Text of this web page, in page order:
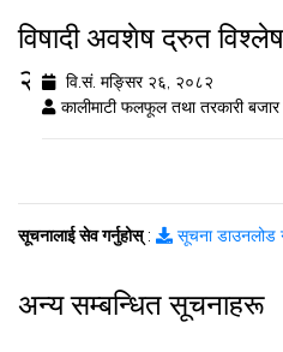
विषादी अवशेष द्रुत
२०८२/८/२६
वि.सं. मङ्सिर २६, २०८२
कालीमाटी फलफूल तथा तरकारी बजार
सूचनालाई सेव गर्नुहोस्: सूचना डाउनलोड
अन्य सम्बन्धित सूचनाहरू